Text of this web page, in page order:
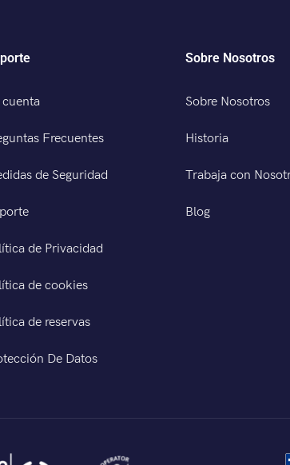
Frecuentes
de Seguridad
de Privacidad
de cookies
de reservas
De Datos
Sobre Nosotros
Sobre Nosotros
Historia
Trabaja con
Blog